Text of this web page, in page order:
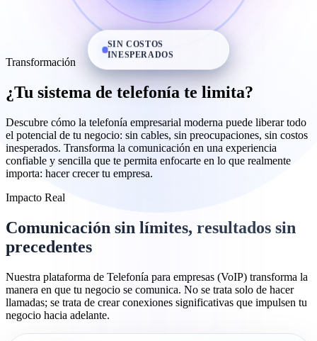
SIN COSTOS
INESPERADOS
Transformación
¿Tu sistema de telefonía te limita?
Descubre cómo la telefonía empresarial moderna puede liberar todo
el potencial de tu negocio: sin cables, sin preocupaciones, sin costos
inesperados. Transforma la comunicación en una experiencia
confiable y sencilla que te permita enfocarte en lo que realmente
importa: hacer crecer tu empresa.
Impacto Real
Comunicación sin límites, resultados sin
precedentes
Nuestra plataforma de Telefonía para empresas (VoIP) transforma la
manera en que tu negocio se comunica. No se trata solo de hacer
llamadas; se trata de crear conexiones significativas que impulsen tu
negocio hacia adelante.